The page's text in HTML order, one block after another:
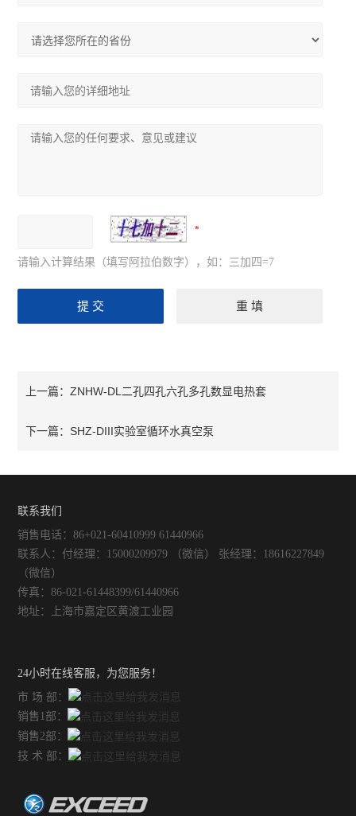
请输入计算结果（填写阿拉伯数字），如：三加四=7
上一篇：ZNHW-DL二孔四孔六孔多孔数显电热套
下一篇： SHZ-DIII实验室循环水真空泵
联系我们
销售电话：86+021-60410999 61440966
联系人：付经理：15000209979 （微信） 张经理：18616227849
（微信）
传真：86-021-61448399/61440966
地址：上海市嘉定区黄渡工业园
24小时在线客服，为您服务！
市 场 部：
销售1部：
销售2部：
技 术 部：